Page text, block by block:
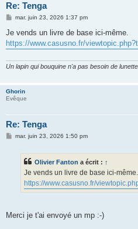
Re: Tenga
M
s
a
mar. juin 23, 2026 1:37 pm
Je vends un livre de base ici-même.
https://www.casusno.fr/
Un lapin qui bouquine n'a pas besoin de
Ghorin
Evêque
Re: Tenga
Mmar. juin 23, 2026 1:50 pm
Olivier Fanton a écrit : ↑
Je vends un livre de base ici-même.
https://www.casusno.fr/
Merci je t'ai envoyé un mp :-)